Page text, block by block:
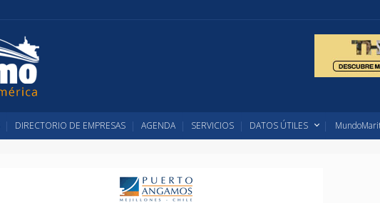
DIRECTORIO DE EMPRESAS AGENDA SERVICIOS DATOS ÚTILES